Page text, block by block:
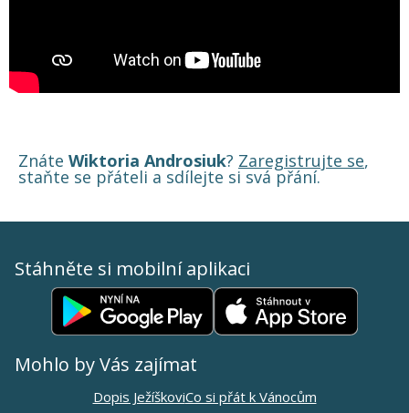
Znáte Wiktoria Androsiuk? Zaregistrujte se,
staňte se přáteli a sdílejte si svá přání.
Stáhněte si mobilní aplikaci
Mohlo by Vás zajímat
Dopis JežíškoviCo si přát k Vánocům